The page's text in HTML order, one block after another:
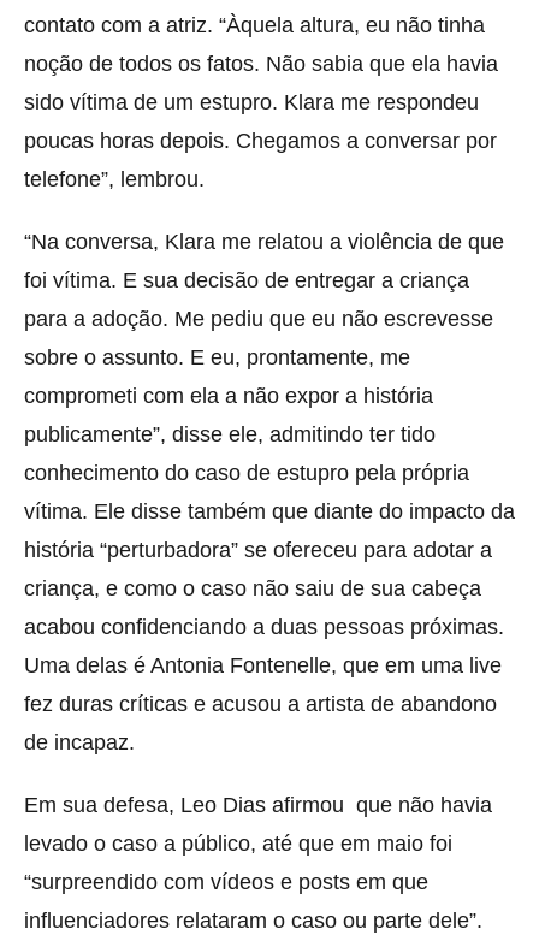
contato com a atriz. “Àquela altura, eu não tinha
noção de todos os fatos. Não sabia que ela havia
sido vítima de um estupro. Klara me respondeu
poucas horas depois. Chegamos a conversar por
telefone”, lembrou.
“Na conversa, Klara me relatou a violência de que
foi vítima. E sua decisão de entregar a criança
para a adoção. Me pediu que eu não escrevesse
sobre o assunto. E eu, prontamente, me
comprometi com ela a não expor a história
publicamente”, disse ele, admitindo ter tido
conhecimento do caso de estupro pela própria
vítima. Ele disse também que diante do impacto da
história “perturbadora” se ofereceu para adotar a
criança, e como o caso não saiu de sua cabeça
acabou confidenciando a duas pessoas próximas.
Uma delas é Antonia Fontenelle, que em uma live
fez duras críticas e acusou a artista de abandono
de incapaz.
Em sua defesa, Leo Dias afirmou que não havia
levado o caso a público, até que em maio foi
“surpreendido com vídeos e posts em que
influenciadores relataram o caso ou parte dele”.